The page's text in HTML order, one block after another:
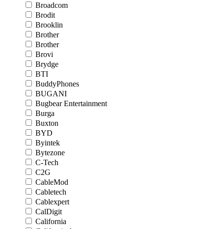
Broadcom
Brodit
Brooklin
Brother
Brother
Brovi
Brydge
BTI
BuddyPhones
BUGANI
Bugbear Entertainment
Burga
Buxton
BYD
Byintek
Bytezone
C-Tech
C2G
CableMod
Cabletech
Cablexpert
CalDigit
California